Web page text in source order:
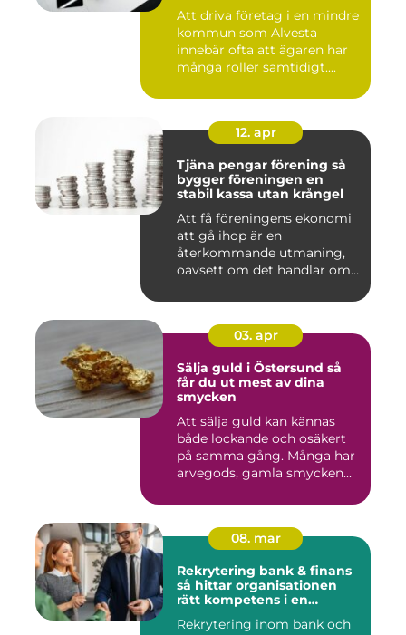
Att driva företag i en mindre
kommun som Alvesta
innebär ofta att ägaren har
många roller samtidigt....
12. apr
Tjäna pengar förening så
bygger föreningen en
stabil kassa utan krångel
Att få föreningens ekonomi
att gå ihop är en
återkommande utmaning,
oavsett om det handlar om
03. apr
Sälja guld i Östersund så
får du ut mest av dina
smycken
Att sälja guld kan kännas
både lockande och osäkert
på samma gång. Många har
arvegods, gamla smycken...
08. mar
Rekrytering bank & finans
så hittar organisationen
rätt kompetens i en
Rekrytering inom bank och